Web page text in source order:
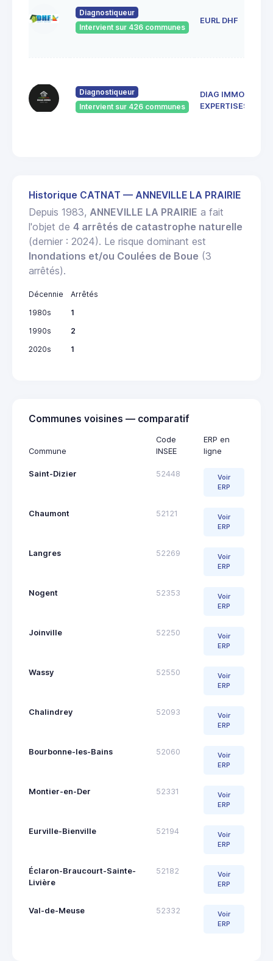
Diagnostiqueur
Intervient sur 436 communes
EURL DHF
Diagnostiqueur
Intervient sur 426 communes
DIAG IMMO
EXPERTISES
Historique CATNAT — ANNEVILLE LA PRAIRIE
Depuis 1983, ANNEVILLE LA PRAIRIE a fait
l'objet de 4 arrêtés de catastrophe naturelle
(dernier : 2024). Le risque dominant est
Inondations et/ou Coulées de Boue (3
arrêtés).
Décennie
Arrêtés
1980s
1
1990s
2
2020s
1
Communes voisines — comparatif
Commune
Code
INSEE
ERP en
ligne
Saint-Dizier 52448
Voir
ERP
Chaumont 52121
Voir
ERP
Langres 52269
Voir
ERP
Nogent 52353
Voir
ERP
Joinville 52250
Voir
ERP
Wassy 52550
Voir
ERP
Chalindrey 52093
Voir
ERP
Bourbonne-les-Bains 52060
Voir
ERP
Montier-en-Der 52331
Voir
ERP
Eurville-Bienville 52194
Voir
ERP
Éclaron-Braucourt-Sainte-
Livière
52182
Voir
ERP
Val-de-Meuse 52332
Voir
ERP